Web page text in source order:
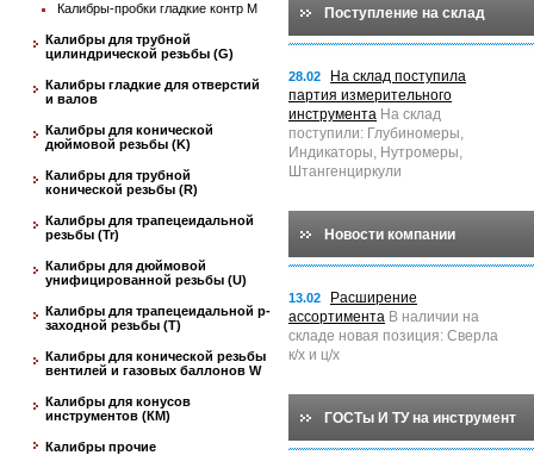
Калибры-пробки гладкие контр М
Калибры для трубной
цилиндрической резьбы (G)
Калибры гладкие для отверстий
и валов
Калибры для конической
дюймовой резьбы (K)
Калибры для трубной
конической резьбы (R)
Калибры для трапецеидальной
резьбы (Tr)
Калибры для дюймовой
унифицированной резьбы (U)
Калибры для трапецеидальной p-
заходной резьбы (T)
Калибры для конической резьбы
вентилей и газовых баллонов W
Калибры для конусов
инструментов (КМ)
Калибры прочие
Поступление на склад
28.02
На склад поступила
партия измерительного
инструмента На склад
поступили: Глубиномеры,
Индикаторы, Нутромеры,
Штангенциркули
Новости компании
13.02
Расширение
ассортимента В наличии на
складе новая позиция: Сверла
к/х и ц/х
ГОСТы И ТУ на инструмент